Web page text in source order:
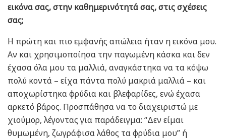
εικόνα σας, στην καθημερινότητά σας, στις σχέσεις
σας;
Η πρώτη και πιο εμφανής απώλεια ήταν η εικόνα μου.
Αν και χρησιμοποίησα την παγωμένη κάσκα και δεν
έχασα όλα μου τα μαλλιά, αναγκάστηκα να τα κόψω
πολύ κοντά – είχα πάντα πολύ μακριά μαλλιά – και
αποχωρίστηκα φρύδια και βλεφαρίδες, ενώ έχασα
αρκετό βάρος. Προσπάθησα να το διαχειριστώ με
χιούμορ, λέγοντας για παράδειγμα: “Δεν είμαι
θυμωμένη, ζωγράφισα λάθος τα φρύδια μου” ή